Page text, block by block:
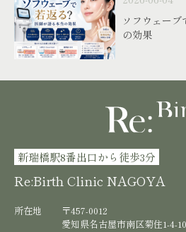
ソフウェーブ
の効果
新瑞橋駅8番出口から徒歩3分
Re:Birth Clinic NAGOYA
所在地
〒457-0012
愛知県名古屋市南区菊住1-4-